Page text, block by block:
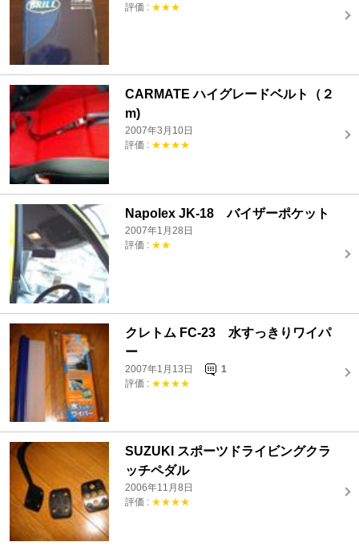
評価 : ★★★
CARMATE ハイグレードベルト（２
m)
2007年3月10日
評価 : ★★★★
Napolex JK-18 バイザーポケット
2007年1月28日
評価 : ★★
クレトム FC-23 水すっきりワイパ
ー
2007年1月13日
1
評価 : ★★★★
SUZUKI スポーツドライビングクラ
ッチペダル
2006年11月8日
評価 : ★★★★